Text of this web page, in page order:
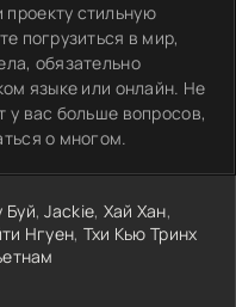
стильную
погрузиться в мир,
обязательно
языке или онлайн. Не
у вас больше вопросов,
о многом.
Буй,Jackie, Хай Хан,
Нгуен, Тхи Кью Тринх